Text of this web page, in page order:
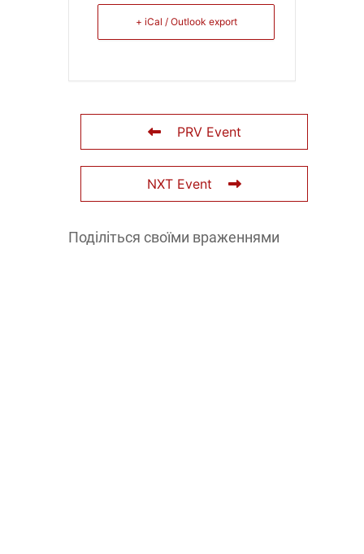
+ iCal / Outlook export
PRV Event
NXT Event
Поділіться своїми враженнями